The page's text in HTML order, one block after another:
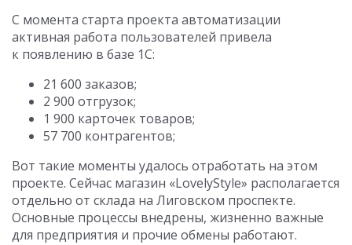
С момента старта проекта автоматизации
активная работа пользователей привела
к появлению в базе 1С:
21 600 заказов;
2 900 отгрузок;
1 900 карточек товаров;
57 700 контрагентов;
Вот такие моменты удалось отработать на этом
проекте. Сейчас магазин «LovelyStyle» располагается
отдельно от склада на Лиговском проспекте.
Основные процессы внедрены, жизненно важные
для предприятия и прочие обмены работают.